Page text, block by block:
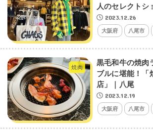
人のセレクトシ
2023.12.26
大阪府 八尾市
焼肉
黒毛和牛の焼肉
ブルに堪能！「
店」｜八尾
2023.12.19
大阪府 八尾市